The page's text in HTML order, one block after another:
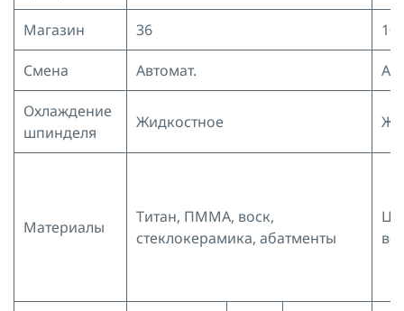
Магазин 36 10
Смена Автомат.
Охлаждение
шпинделя
Жидкостное
Материалы
Титан, ПММА, воск,
стеклокерамика, абатменты